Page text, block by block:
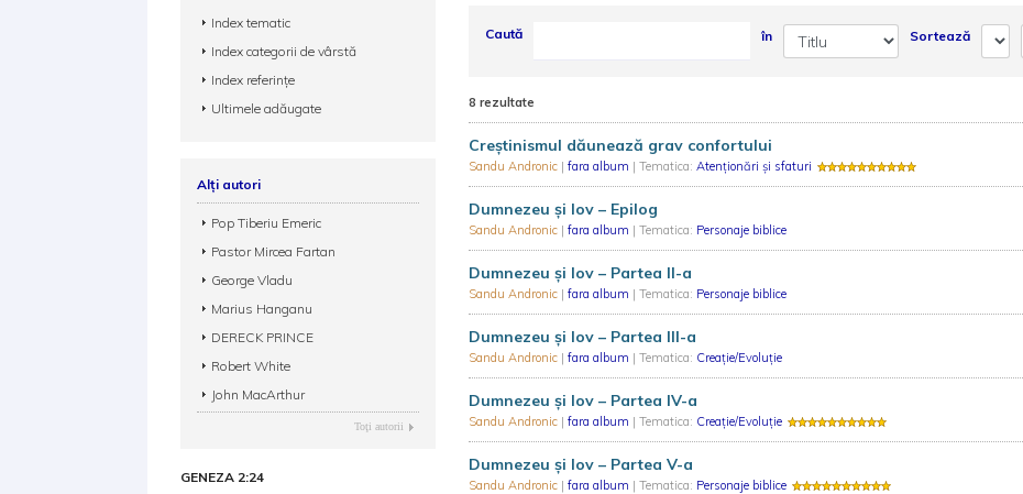
Caută în Sortează
8 rezultate
Creștinismul dăunează grav confortului
Sandu Andronic | fara album | Tematica: Atenționări și sfaturi
Dumnezeu și Iov – Epilog
Sandu Andronic | fara album | Tematica: Personaje biblice
Dumnezeu și Iov – Partea II-a
Sandu Andronic | fara album | Tematica: Personaje biblice
Dumnezeu și Iov – Partea III-a
Sandu Andronic | fara album | Tematica: Creație/Evoluție
Dumnezeu și Iov – Partea IV-a
Sandu Andronic | fara album | Tematica: Creație/Evoluție
Dumnezeu și Iov – Partea V-a
Sandu Andronic | fara album | Tematica: Personaje biblice
Index tematic
Index categorii de vârstă
Index referințe
Ultimele adăugate
Alți autori
Pop Tiberiu Emeric
Pastor Mircea Fartan
George Vladu
Marius Hanganu
DERECK PRINCE
Robert White
John MacArthur
Toţi autorii
GENEZA 2:24